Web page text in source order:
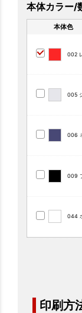
本体カラー/
本体色
002
005
006
009
044
印刷方